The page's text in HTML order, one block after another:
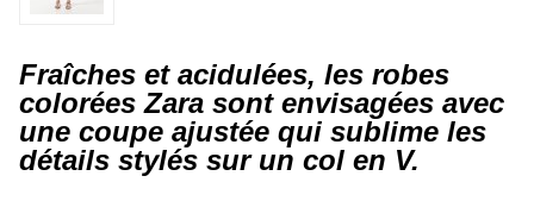
Fraîches et acidulées, les robes
colorées Zara sont envisagées avec
une coupe ajustée qui sublime les
détails stylés sur un col en V.